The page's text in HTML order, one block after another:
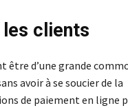
clients
être d’une grande
avoir à se soucier de la
de paiement en